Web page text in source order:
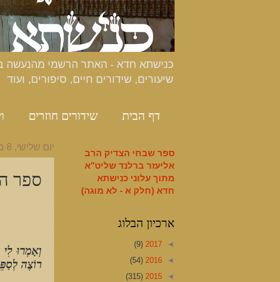
שיעורים, שידורים חיים, סיפורים, ועוד
דף הבית שידורים חוזרים
יום שלישי, 8 באוקטובר 2013
ספר
וְאָמְרוּ
רוֹצֶה
ספר שבחי הצדיק הרב
אליעזר ברלנד שליט"א
מתוך עלוני כנישתא
חדא (חלק א - לא מוגה)
ארכיון הבלוג
◄
2017
(9)
◄
2016
(54)
◄
2015
(315)